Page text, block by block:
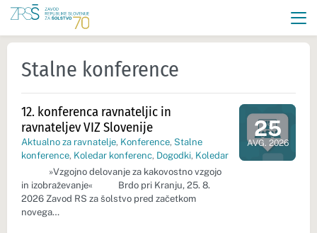
Stalne konference
12. konferenca ravnateljic in
ravnateljev VIZ Slovenije
Aktualno za ravnatelje, Konference, Stalne
konference, Koledar konferenc, Dogodki, Koledar
»Vzgojno delovanje za kakovostno vzgojo
in izobraževanje« Brdo pri Kranju, 25. 8.
2026 Zavod RS za šolstvo pred začetkom
novega…
25
AVG. 2026
Dan